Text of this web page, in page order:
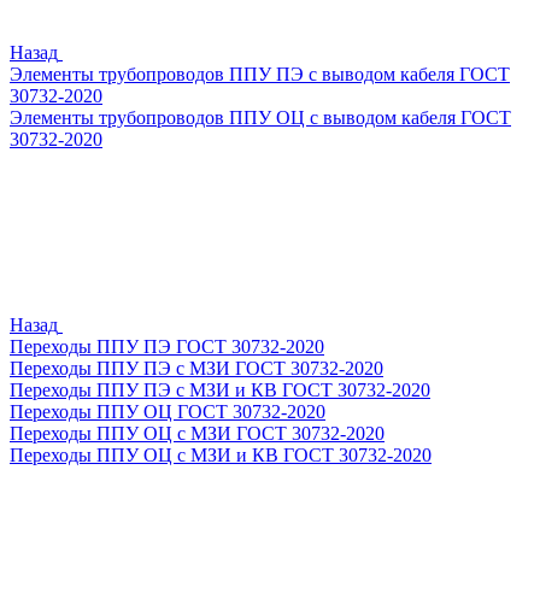
Назад
Элементы трубопроводов ППУ ПЭ с выводом кабеля ГОСТ
30732-2020
Элементы трубопроводов ППУ ОЦ с выводом кабеля ГОСТ
30732-2020
Назад
Переходы ППУ ПЭ ГОСТ 30732-2020
Переходы ППУ ПЭ с МЗИ ГОСТ 30732-2020
Переходы ППУ ПЭ с МЗИ и КВ ГОСТ 30732-2020
Переходы ППУ ОЦ ГОСТ 30732-2020
Переходы ППУ ОЦ с МЗИ ГОСТ 30732-2020
Переходы ППУ ОЦ с МЗИ и КВ ГОСТ 30732-2020